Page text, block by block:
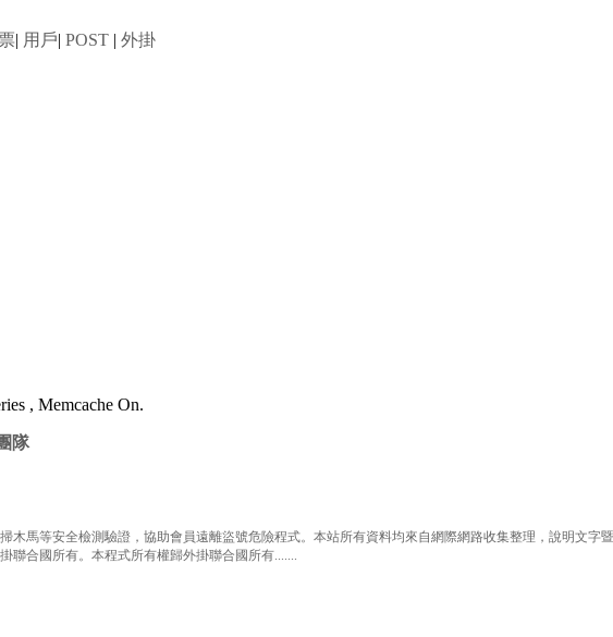
| 用戶| POST | 外掛
, Memcache On.
隊
等安全檢測驗證，協助會員遠離盜號危險程式。本站所有資料均來自網際網路收集整理，說明文字
合國所有。本程式所有權歸外掛聯合國所有.......